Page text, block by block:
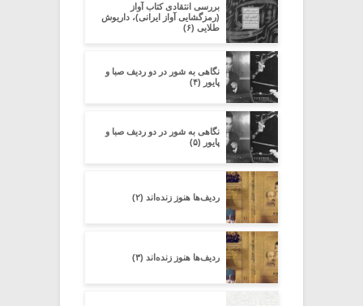
بررسی انتقادی کتاب آواز
(رمزگشایی آواز ایرانی)، داریوش
طلایی (۶)
نگاهی به شور در دو ردیف صبا و
پایور (۴)
نگاهی به شور در دو ردیف صبا و
پایور (۵)
ردیف‌ها هنوز زنده‌اند (۲)
ردیف‌ها هنوز زنده‌اند (۳)